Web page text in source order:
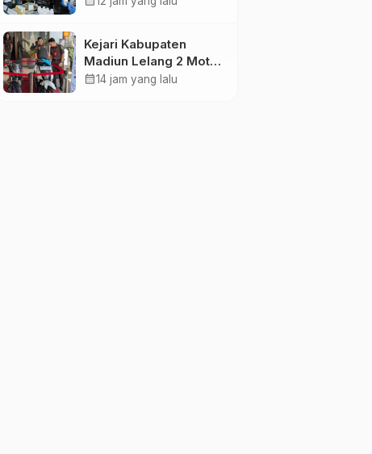
Penyalahgunaan di
Kalangan Pelajar
Kejari Kabupaten
Madiun Lelang 2 Motor
Rampasan Perkara
calendar_month14 jam yang lalu